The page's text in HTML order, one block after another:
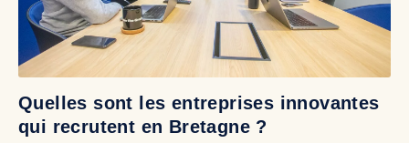
Quelles sont les entreprises innovantes
qui recrutent en Bretagne ?